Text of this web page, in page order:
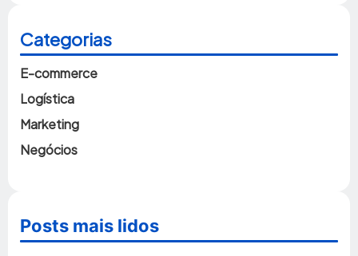
Categorias
E-commerce
Logística
Marketing
Negócios
Posts mais lidos